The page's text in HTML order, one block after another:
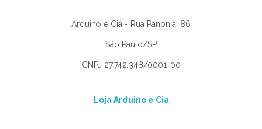
Arduino e Cia - Rua Panonia, 86
São Paulo/SP
CNPJ 27.742.348/0001-00
Loja Arduino e Cia